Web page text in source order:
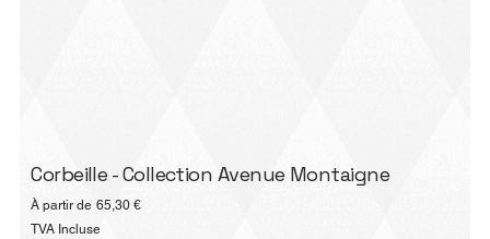
Corbeille - Collection Avenue Montaigne
À partir de Prix
65,30 €
TVA Incluse